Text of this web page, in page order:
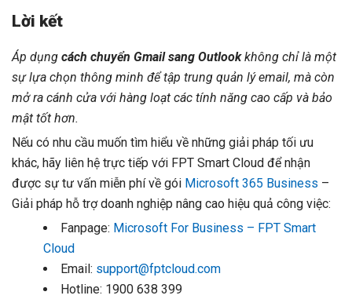
Lời kết
Áp dụng cách chuyển Gmail sang Outlookkhông chỉ là một
sự lựa chọn thông minh để tập trung quản lý email, mà còn
mở ra cánh cửa với hàng loạt các tính năng cao cấp và bảo
mật tốt hơn.
Nếu có nhu cầu muốn tìm hiểu về những giải pháp tối ưu
khác, hãy liên hệ trực tiếp với FPT Smart Cloud để nhận
được sự tư vấn miễn phí về gói Microsoft 365 Business –
Giải pháp hỗ trợ doanh nghiệp nâng cao hiệu quả công việc:
Fanpage: Microsoft For Business – FPT Smart
Cloud
Email: support@fptcloud.com
Hotline: 1900 638 399